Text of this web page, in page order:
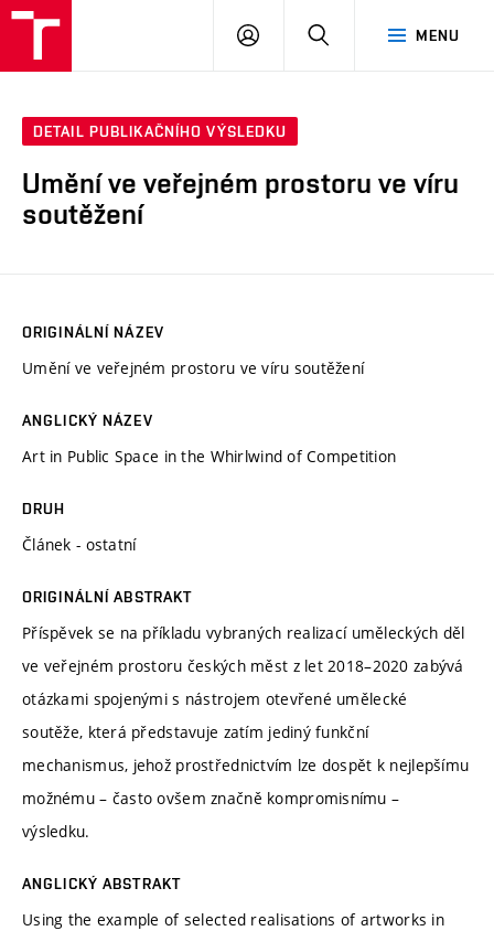
MENU
PŘIHLÁSIT
DETAIL PUBLIKAČNÍHO VÝSLEDKU
Umění ve veřejném prostoru ve víru
soutěžení
ORIGINÁLNÍ NÁZEV
Umění ve veřejném prostoru ve víru soutěžení
ANGLICKÝ NÁZEV
Art in Public Space in the Whirlwind of Competition
DRUH
Článek - ostatní
ORIGINÁLNÍ ABSTRAKT
Příspěvek se na příkladu vybraných realizací uměleckých děl
ve veřejném prostoru českých měst z let 2018–2020 zabývá
otázkami spojenými s nástrojem otevřené umělecké
soutěže, která představuje zatím jediný funkční
mechanismus, jehož prostřednictvím lze dospět k nejlepšímu
možnému – často ovšem značně kompromisnímu –
výsledku.
ANGLICKÝ ABSTRAKT
Using the example of selected realisations of artworks in